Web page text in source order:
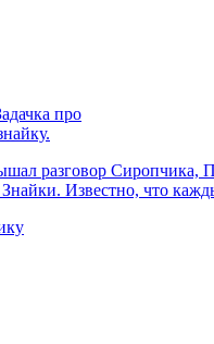
разговор Сиропчика,
Известно, что